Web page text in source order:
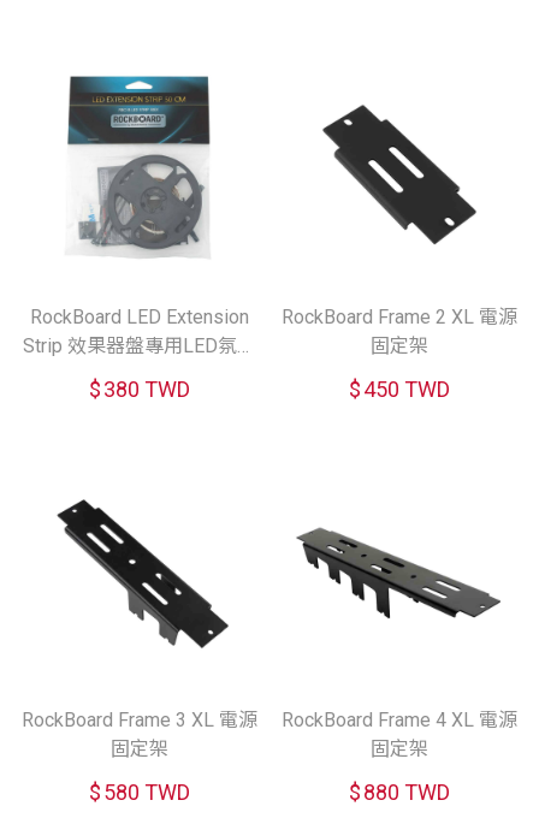
RockBoard LED Extension
Strip 效果器盤專用LED氛圍
延伸燈條 (50cm/80cm)
$380 TWD
RockBoard Frame 2 XL 電源
固定架
$450 TWD
RockBoard Frame 3 XL 電源
固定架
$580 TWD
RockBoard Frame 4 XL 電源
固定架
$880 TWD